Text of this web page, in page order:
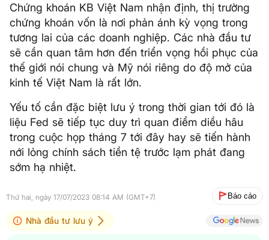
Chứng khoán KB Việt Nam nhận định, thị trường
chứng khoán vốn là nơi phản ánh kỳ vọng trong
tương lai của các doanh nghiệp. Các nhà đầu tư
sẽ cần quan tâm hơn đến triển vọng hồi phục của
thế giới nói chung và Mỹ nói riêng do độ mở của
kinh tế Việt Nam là rất lớn.
Yếu tố cần đặc biệt lưu ý trong thời gian tới đó là
liệu Fed sẽ tiếp tục duy trì quan điểm diều hâu
trong cuộc họp tháng 7 tới đây hay sẽ tiến hành
nới lỏng chính sách tiền tệ trước lạm phát đang
sớm hạ nhiệt.
Thứ hai, ngày 17/07/2023 08:14 AM (GMT+7) Báo cáo
Nhà đầu tư lưu ý